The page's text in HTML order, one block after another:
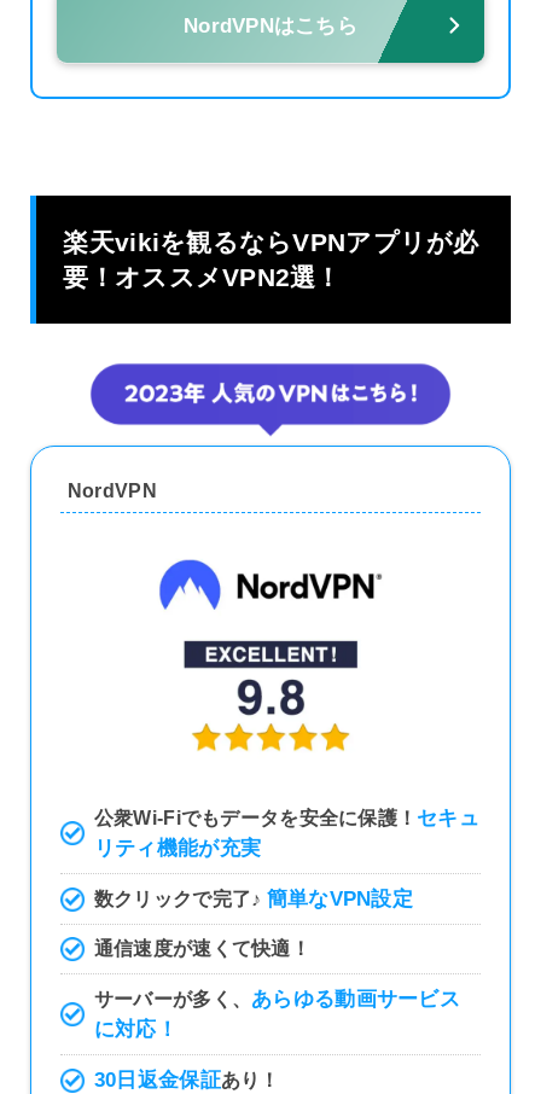
NordVPNはこちら
楽天vikiを観るならVPNアプリが必
要！オススメVPN2選！
NordVPN
公衆Wi-Fiでもデータを安全に保護！ セキュ
リティ機能が充実
数クリックで完了♪ 簡単なVPN設定
通信速度が速くて快適！
サーバーが多く、 あらゆる動画サービス
に対応！
30日返金保証あり！